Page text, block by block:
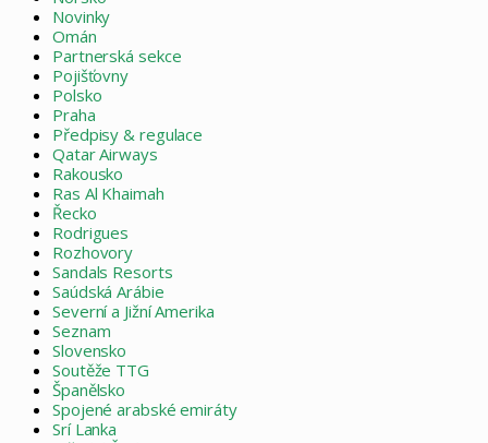
Novinky
Omán
Partnerská sekce
Pojišťovny
Polsko
Praha
Předpisy & regulace
Qatar Airways
Rakousko
Ras Al Khaimah
Řecko
Rodrigues
Rozhovory
Sandals Resorts
Saúdská Arábie
Severní a Jižní Amerika
Seznam
Slovensko
Soutěže TTG
Španělsko
Spojené arabské emiráty
Srí Lanka